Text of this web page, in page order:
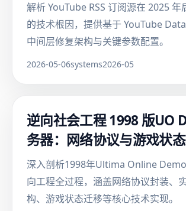
解析 YouTube RSS 订阅源在 2025 年
的技术根因，提供基于 YouTube
中间层修复架构与关键参数配置。
2026-05-06systems2026-05
逆向社会工程 1998 版UO
务器：网络协议与游戏状
深入剖析1998年Ultima Online
向工程全过程，涵盖网络协议封装、
构、游戏状态迁移等核心技术实现。